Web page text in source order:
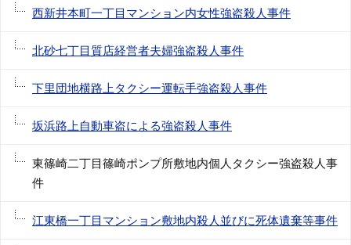
西新井本町一丁目マンション内女性強盗殺人事件
北砂七丁目質店経営者夫婦強盗殺人事件
下里団地横路上タクシー運転手強盗殺人事件
坂浜路上自動車盗による強盗殺人事件
東篠崎二丁目篠崎ポンプ所敷地内個人タクシー強盗殺人事
件
江東橋一丁目マンション敷地内殺人並びに死体遺棄等事件